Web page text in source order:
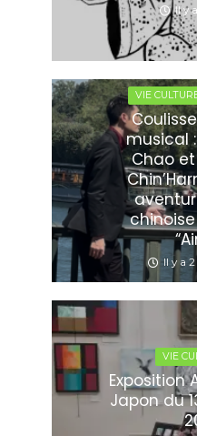
Il y
VIE
musical
Chao
Il y a
VIE
Exposition
Japon du